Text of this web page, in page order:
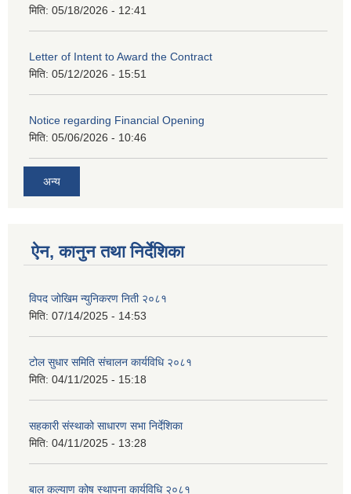
मिति: 05/18/2026 - 12:41
Letter of Intent to Award the Contract
मिति: 05/12/2026 - 15:51
Notice regarding Financial Opening
मिति: 05/06/2026 - 10:46
अन्य
ऐन, कानुन तथा निर्देशिका
विपद जोखिम न्युनिकरण निती २०८१
मिति: 07/14/2025 - 14:53
टोल सुधार समिति संचालन कार्यविधि २०८१
मिति: 04/11/2025 - 15:18
सहकारी संस्थाको साधारण सभा निर्देशिका
मिति: 04/11/2025 - 13:28
बाल कल्याण कोष स्थापना कार्यविधि २०८१